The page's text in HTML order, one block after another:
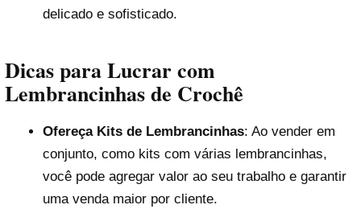
delicado e sofisticado.
Dicas para Lucrar com
Lembrancinhas de Crochê
Ofereça Kits de Lembrancinhas: Ao vender em
conjunto, como kits com várias lembrancinhas,
você pode agregar valor ao seu trabalho e garantir
uma venda maior por cliente.